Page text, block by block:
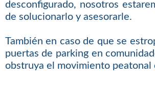
desconfigurado, nosotros
de solucionarlo y asesorarle.
También en caso de que se
puertas de parking en
obstruya el movimiento peatonal